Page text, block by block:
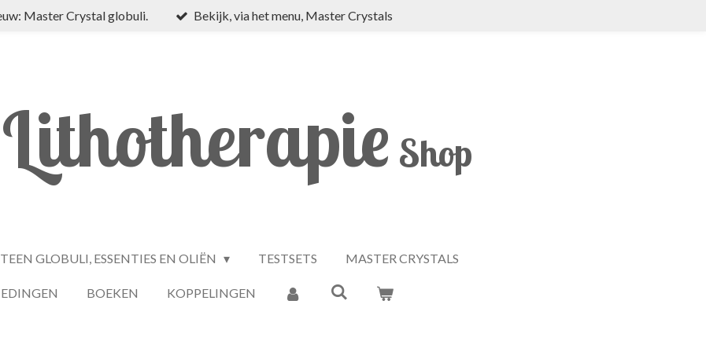
Master Crystal globuli. Bekijk, via het menu, Master Crystals
Lithotherapie Shop
GLOBULI, ESSENTIES EN OLIËN TESTSETS MASTER CRYSTALS
BOEKEN KOPPELINGEN